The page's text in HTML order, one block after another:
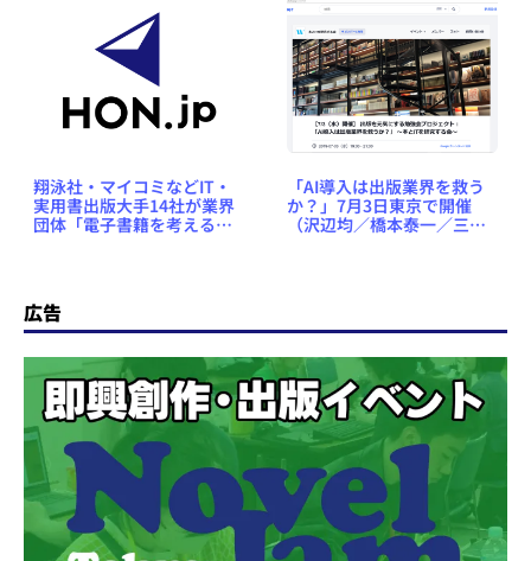
翔泳社・マイコミなどIT・
実用書出版大手14社が業界
団体「電子書籍を考える出
「AI導入は出版業界を救う
か？」7月3日東京で開催
（沢辺均／橋本泰一／三井
広告